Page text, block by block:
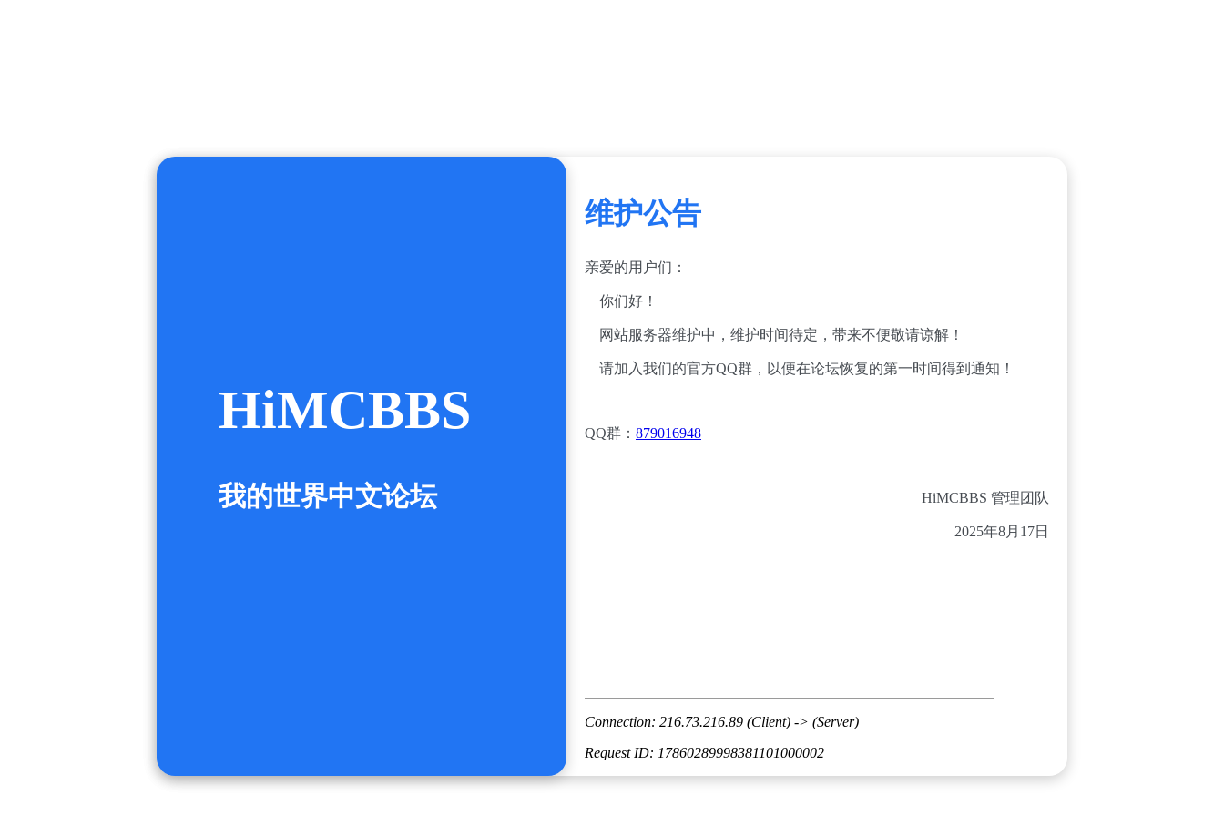
HiMCBBS
我的世界中文论坛
维护公告
亲爱的用户们：
你们好！
网站服务器维护中，维护时间待定，带来不便敬请谅解！
请加入我们的官方QQ群，以便在论坛恢复的第一时间得到通知！
QQ群： 879016948
HiMCBBS 管理团队
2025年8月17日
Connection: 216.73.216.89 (Client) -> (Server)
Request ID: 17860289998381101000002